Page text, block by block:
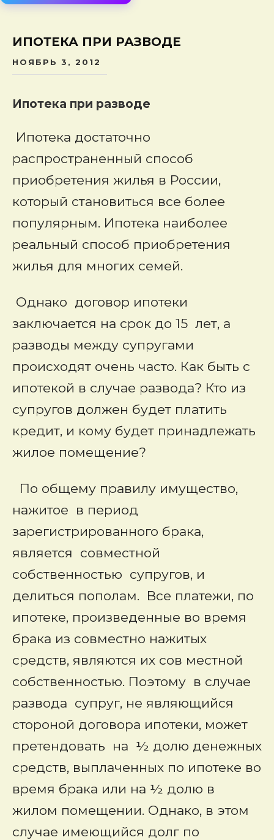
ИПОТЕКА ПРИ РАЗВОДЕ
НОЯБРЬ 3, 2012
Ипотека при разводе
Ипотека достаточно
распространенный способ
приобретения жилья в России,
который становиться все более
популярным. Ипотека наиболее
реальный способ приобретения
жилья для многих семей.
Однако договор ипотеки
заключается на срок до 15 лет, а
разводы между супругами
происходят очень часто. Как быть с
ипотекой в случае развода? Кто из
супругов должен будет платить
кредит, и кому будет принадлежать
жилое помещение?
По общему правилу имущество,
нажитое в период
зарегистрированного брака,
является совместной
собственностью супругов, и
делиться пополам. Все платежи, по
ипотеке, произведенные во время
брака из совместно нажитых
средств, являются их сов местной
собственностью. Поэтому в случае
развода супруг, не являющийся
стороной договора ипотеки, может
претендовать на ½ долю денежных
средств, выплаченных по ипотеке во
время брака или на ½ долю в
жилом помещении. Однако, в этом
случае имеющийся долг по